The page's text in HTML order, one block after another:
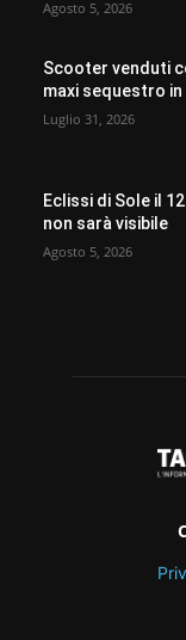
Agosto 5, 2026
Scooter venduti
maxi sequestro
Luglio 31, 2026
Eclissi di Sole il
non sarà visibile
Agosto 5, 2026